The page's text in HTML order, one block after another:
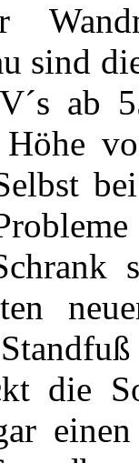
sind
ab
die